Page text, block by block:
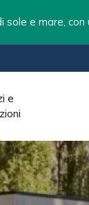
e mare,
e